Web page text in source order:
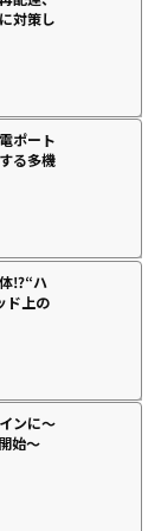
対策し
ポート
る多機
⁉“ハ
ド上の
ンに～
始～